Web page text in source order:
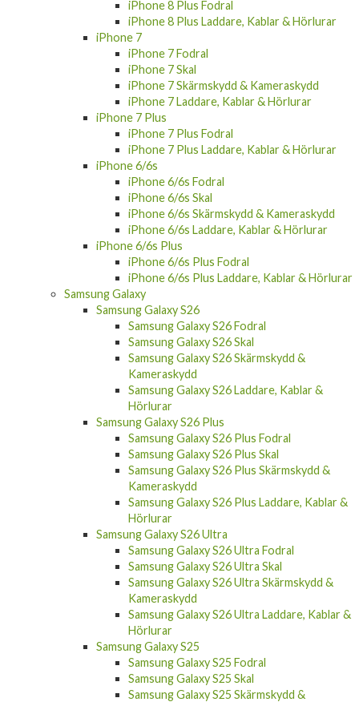
iPhone 8 Plus Fodral
iPhone 8 Plus Laddare, Kablar & Hörlurar
iPhone 7
iPhone 7 Fodral
iPhone 7 Skal
iPhone 7 Skärmskydd & Kameraskydd
iPhone 7 Laddare, Kablar & Hörlurar
iPhone 7 Plus
iPhone 7 Plus Fodral
iPhone 7 Plus Laddare, Kablar & Hörlurar
iPhone 6/6s
iPhone 6/6s Fodral
iPhone 6/6s Skal
iPhone 6/6s Skärmskydd & Kameraskydd
iPhone 6/6s Laddare, Kablar & Hörlurar
iPhone 6/6s Plus
iPhone 6/6s Plus Fodral
iPhone 6/6s Plus Laddare, Kablar & Hörlurar
Samsung Galaxy
Samsung Galaxy S26
Samsung Galaxy S26 Fodral
Samsung Galaxy S26 Skal
Samsung Galaxy S26 Skärmskydd &
Kameraskydd
Samsung Galaxy S26 Laddare, Kablar &
Hörlurar
Samsung Galaxy S26 Plus
Samsung Galaxy S26 Plus Fodral
Samsung Galaxy S26 Plus Skal
Samsung Galaxy S26 Plus Skärmskydd &
Kameraskydd
Samsung Galaxy S26 Plus Laddare, Kablar &
Hörlurar
Samsung Galaxy S26 Ultra
Samsung Galaxy S26 Ultra Fodral
Samsung Galaxy S26 Ultra Skal
Samsung Galaxy S26 Ultra Skärmskydd &
Kameraskydd
Samsung Galaxy S26 Ultra Laddare, Kablar &
Hörlurar
Samsung Galaxy S25
Samsung Galaxy S25 Fodral
Samsung Galaxy S25 Skal
Samsung Galaxy S25 Skärmskydd &